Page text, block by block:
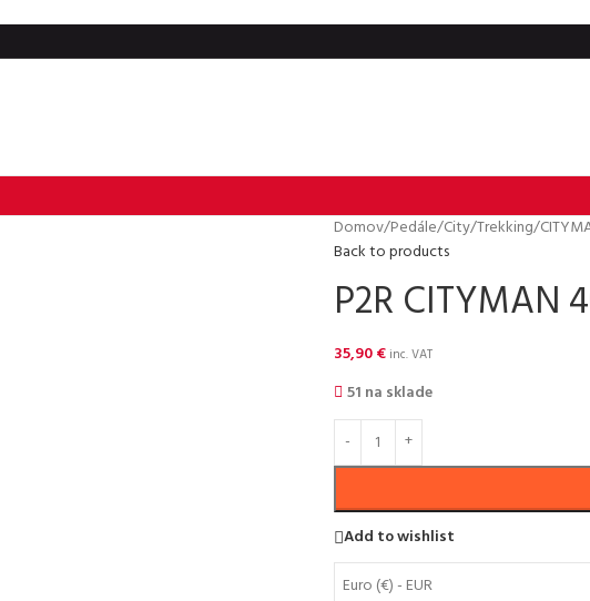
Domov/Pedále/City/Trekking/
Back to products
P2R CITYMAN
35,90€inc. VAT
51 na sklade
Add to wishlist
Euro (€) - EUR